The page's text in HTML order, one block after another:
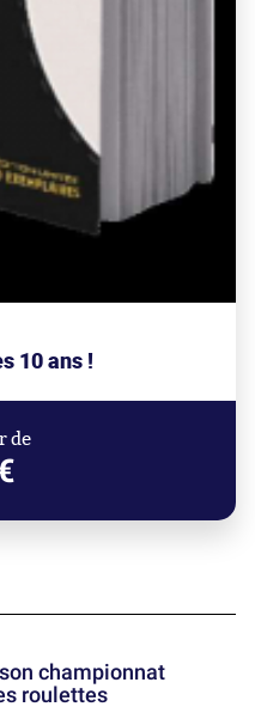
10 ans !
de
championnat
roulettes